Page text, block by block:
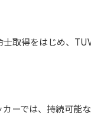
取得をはじめ、
ーでは、持続可能